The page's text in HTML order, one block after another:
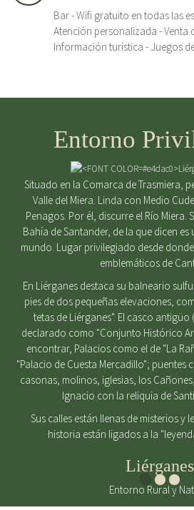
Bar - Wifi gratuito en todas las
Atención personalizada - Venta
Información turística - Juegos
Entorno
Situado en la Comarca de Trasmiera,
Valle del Miera. Linda con Medio
Penagos. Por él, discurre el Río Miera.
Bahía de Santander, de la que dicen es
mundo. Lugar privilegiado desde
emblemáticos de
En Liérganes destaca su balneario
pies de dos pequeñas elevaciones,
tetas de Liérganes". El casco antigüo
declarado como "Conjunto Histórico
encontrar, Palacios como el de "La
"Palacio de Cuesta Mercadillo"; puentes
casonas, molinos, iglesias, los
Ignacio con la reliquia de
Sus calles están llenas de misterios y
historia están ligados a la
Liérganes
Entorno Rural y